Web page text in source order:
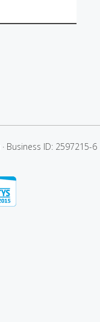
· Business ID: 2597215-6